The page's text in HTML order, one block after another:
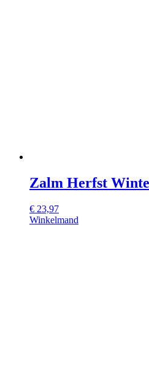
Zalm Herfst
€ 23,97
Winkelmand